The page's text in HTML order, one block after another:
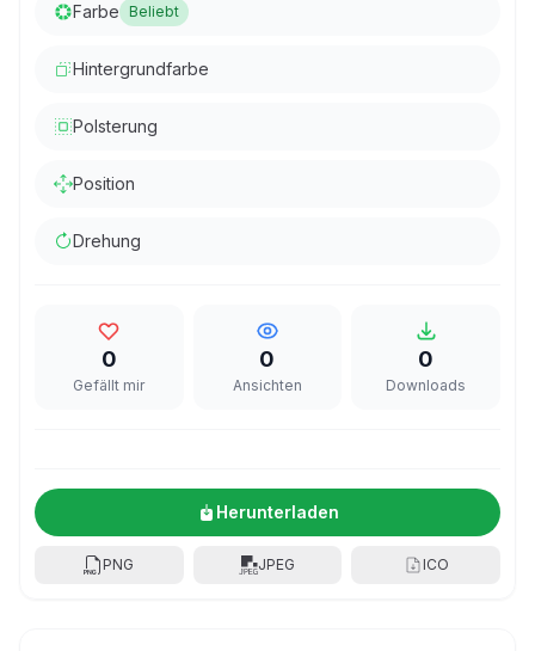
Farbe Beliebt
Hintergrundfarbe
Polsterung
Position
Drehung
0
Gefällt mir
0
Ansichten
0
Downloads
Herunterladen
PNG JPEG ICO